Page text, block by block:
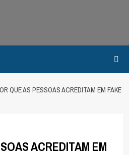
QUE AS PESSOAS ACREDITAM EM FAKE
ACREDITAM EM